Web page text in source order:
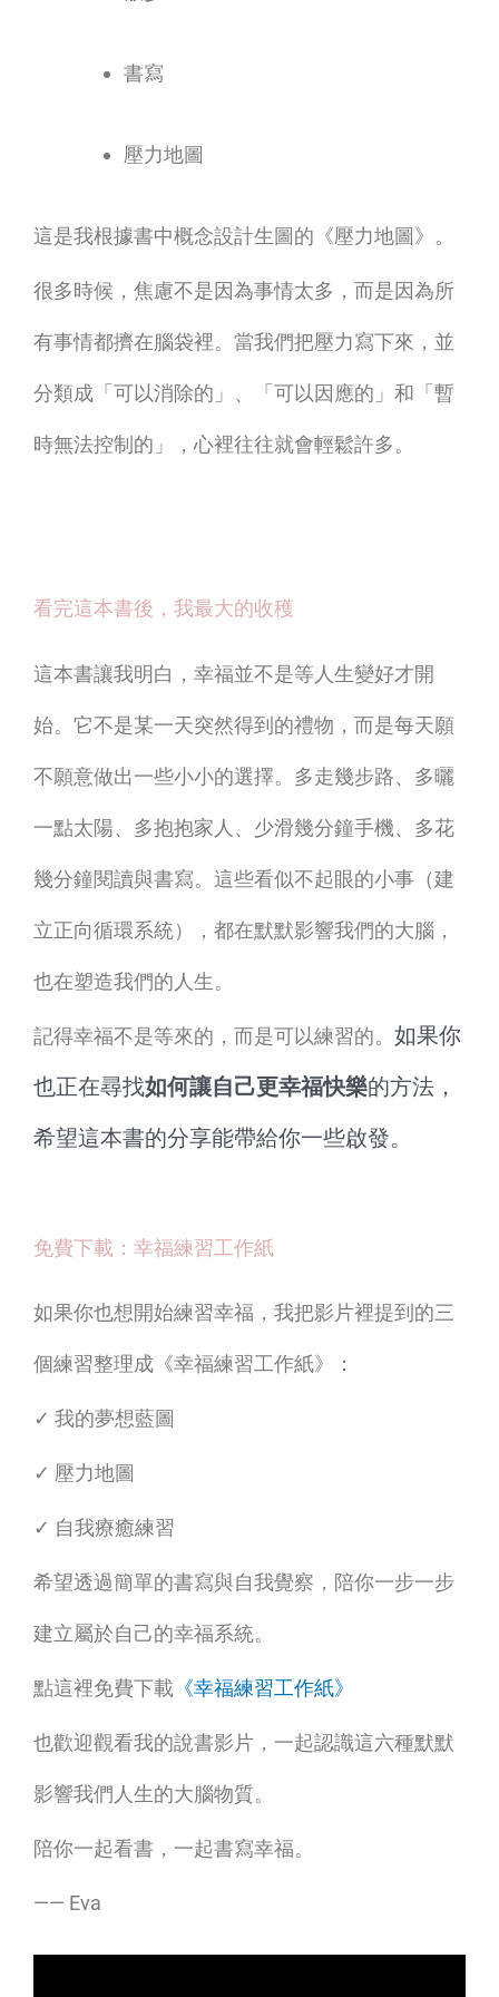
書寫
壓力地圖
這是我根據書中概念設計生圖的《壓力地圖》。
很多時候，焦慮不是因為事情太多，而是因為所
有事情都擠在腦袋裡。當我們把壓力寫下來，並
分類成「可以消除的」、「可以因應的」和「暫
時無法控制的」，心裡往往就會輕鬆許多。
看完這本書後，我最大的收穫
這本書讓我明白，幸福並不是等人生變好才開
始。它不是某一天突然得到的禮物，而是每天願
不願意做出一些小小的選擇。 多走幾步路、多曬
一點太陽、多抱抱家人、少滑幾分鐘手機、多花
幾分鐘閱讀與書寫。這些看似不起眼的小事（建
立正向循環系統），都在默默影響我們的大腦，
也在塑造我們的人生。
記得幸福不是等來的，而是可以練習的。 如果你
也正在尋找如何讓自己更幸福快樂的方法，
希望這本書的分享能帶給你一些啟發。
免費下載：幸福練習工作紙
如果你也想開始練習幸福，我把影片裡提到的三
個練習整理成《幸福練習工作紙》：
✓ 我的夢想藍圖
✓ 壓力地圖
✓ 自我療癒練習
希望透過簡單的書寫與自我覺察，陪你一步一步
建立屬於自己的幸福系統。
點這裡免費下載 《幸福練習工作紙》
也歡迎觀看我的說書影片，一起認識這六種默默
影響我們人生的大腦物質。
陪你一起看書，一起書寫幸福。
—— Eva